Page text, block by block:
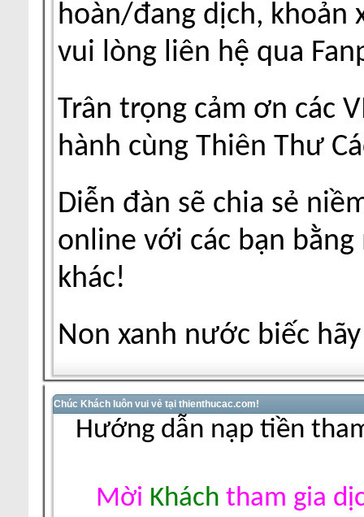
hoàn/đang dịch, khoản
vui lòng liên hệ qua
Trân trọng cảm ơn các
hành cùng Thiên Thư
Diễn đàn sẽ chia sẻ
online với các bạn
khác!
Non xanh nước biếc
Chúc Khách luôn vui vẻ tại thienthucac.com!
Hướng dẫn nạp tiền
Mời Khách tham gia